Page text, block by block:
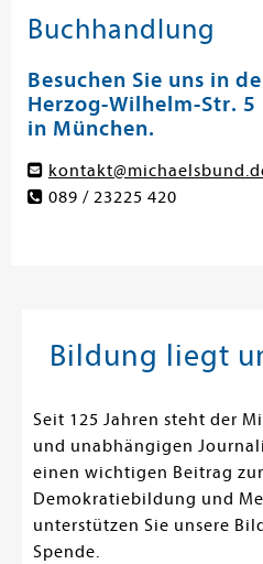
Buchhandlung
Besuchen Sie uns in
Herzog-Wilhelm-Str. 5
in München.
089 / 23225 420
Bildung liegt
Seit 125 Jahren steht der
und unabhängigen
einen wichtigen Beitrag
Demokratiebildung und
unterstützen Sie unsere
Spende.